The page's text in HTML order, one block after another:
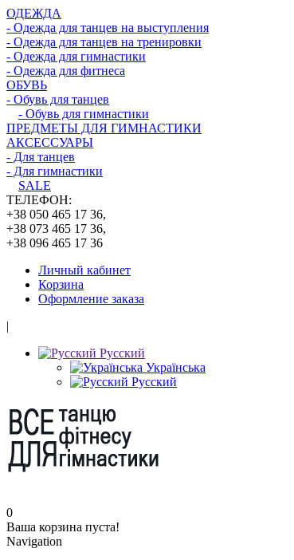
ОДЕЖДА
- Одежда для танцев на выступления
- Одежда для танцев на тренировки
- Одежда для гимнастики
- Одежда для фитнеса
ОБУВЬ
- Обувь для танцев
- Обувь для гимнастики
ПРЕДМЕТЫ ДЛЯ ГИМНАСТИКИ
АКСЕССУАРЫ
- Для танцев
- Для гимнастики
SALE
ТЕЛЕФОН:
+38 050 465 17 36,
+38 073 465 17 36,
+38 096 465 17 36
Личный кабинет
Корзина
Оформление заказа
|
Русский
Українська
Русский
0
Ваша корзина пуста!
Navigation